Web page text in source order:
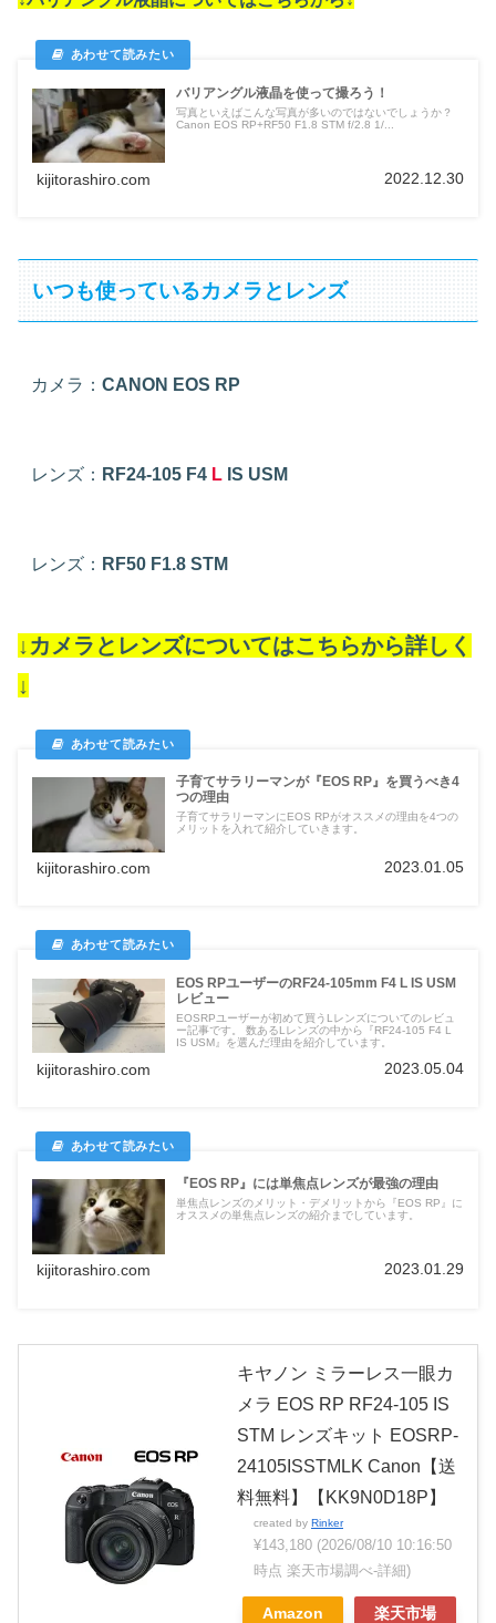
バリアングル液晶を使って撮ろう！
写真といえばこんな写真が多いのではないでしょうか？
Canon EOS RP+RF50 F1.8 STM f/2.8 1/...
kijitorashiro.com 2022.12.30
いつも使っているカメラとレンズ
カメラ： CANON EOS RP
レンズ： RF24-105 F4 L IS USM
レンズ： RF50 F1.8 STM
↓カメラとレンズについてはこちらから詳しく
↓
子育てサラリーマンが『EOS RP』を買うべき4
つの理由
子育てサラリーマンにEOS RPがオススメの理由を4つの
メリットを入れて紹介していきます。
kijitorashiro.com 2023.01.05
EOS RPユーザーのRF24-105mm F4 L IS USM
レビュー
EOSRPユーザーが初めて買うLレンズについてのレビュ
ー記事です。 数あるLレンズの中から『RF24-105 F4 L
IS USM』を選んだ理由を紹介しています。
kijitorashiro.com 2023.05.04
『EOS RP』には単焦点レンズが最強の理由
単焦点レンズのメリット・デメリットから『EOS RP』に
オススメの単焦点レンズの紹介までしています。
kijitorashiro.com 2023.01.29
キヤノン ミラーレス一眼カ
メラ EOS RP RF24-105 IS
STM レンズキット EOSRP-
24105ISSTMLK Canon【送
料無料】【KK9N0D18P】
created by Rinker
¥143,180 (2026/08/10 10:16:50
時点 楽天市場調べ-詳細)
Amazon 楽天市場